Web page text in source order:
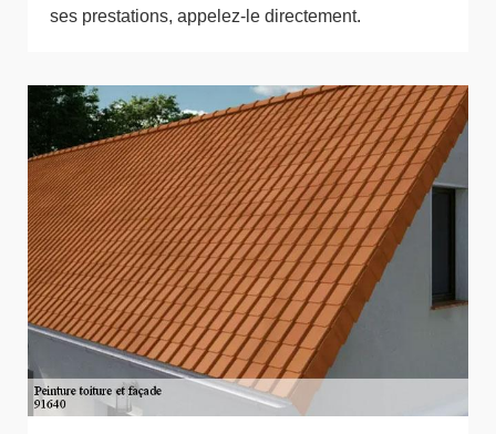
ses prestations, appelez-le directement.